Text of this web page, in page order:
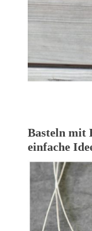
Basteln mit
einfache